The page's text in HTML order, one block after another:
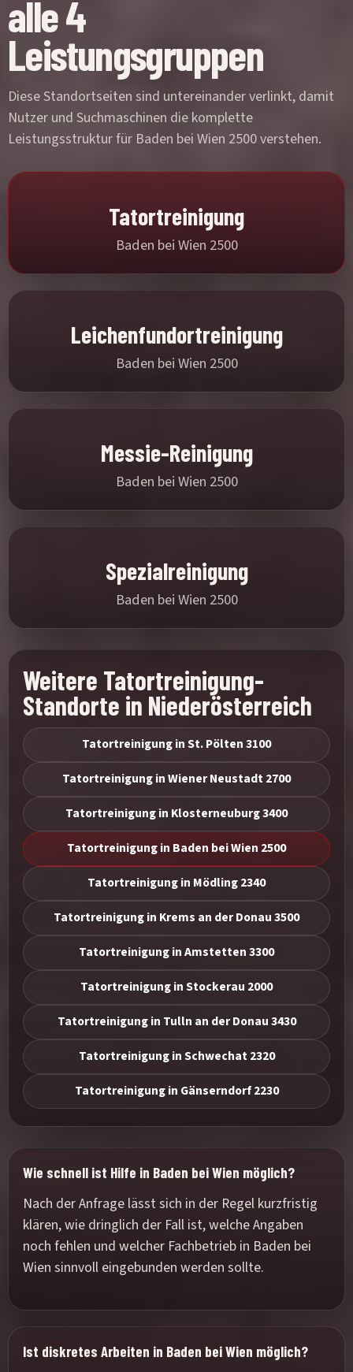
alle 4
Leistungsgruppen
Diese Standortseiten sind untereinander verlinkt, damit
Nutzer und Suchmaschinen die komplette
Leistungsstruktur für Baden bei Wien 2500 verstehen.
Tatortreinigung
Baden bei Wien 2500
Leichenfundortreinigung
Baden bei Wien 2500
Messie-Reinigung
Baden bei Wien 2500
Spezialreinigung
Baden bei Wien 2500
Weitere Tatortreinigung-
Standorte in Niederösterreich
Tatortreinigung in St. Pölten 3100
Tatortreinigung in Wiener Neustadt 2700
Tatortreinigung in Klosterneuburg 3400
Tatortreinigung in Baden bei Wien 2500
Tatortreinigung in Mödling 2340
Tatortreinigung in Krems an der Donau 3500
Tatortreinigung in Amstetten 3300
Tatortreinigung in Stockerau 2000
Tatortreinigung in Tulln an der Donau 3430
Tatortreinigung in Schwechat 2320
Tatortreinigung in Gänserndorf 2230
Wie schnell ist Hilfe in Baden bei Wien möglich?
Nach der Anfrage lässt sich in der Regel kurzfristig
klären, wie dringlich der Fall ist, welche Angaben
noch fehlen und welcher Fachbetrieb in Baden bei
Wien sinnvoll eingebunden werden sollte.
Ist diskretes Arbeiten in Baden bei Wien möglich?